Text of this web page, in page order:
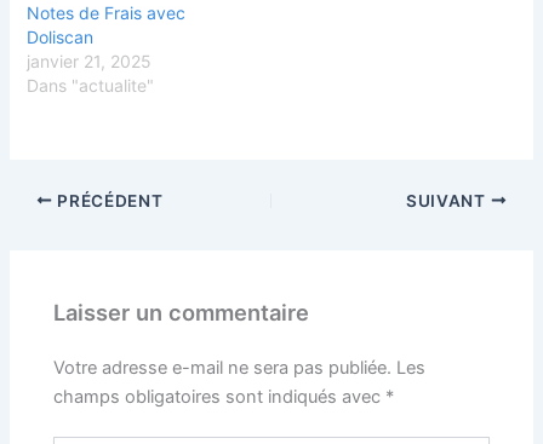
Notes de Frais avec
Doliscan
janvier 21, 2025
Dans "actualite"
PRÉCÉDENT SUIVANT
Laisser un commentaire
Votre adresse e-mail ne sera pas publiée. Les
champs obligatoires sont indiqués avec *